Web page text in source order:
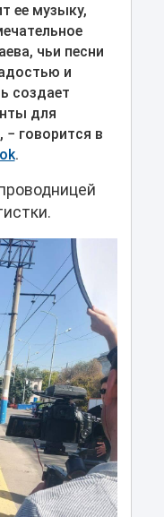
ее музыку,
чьи песни
и
создает
для
− говорится в
.